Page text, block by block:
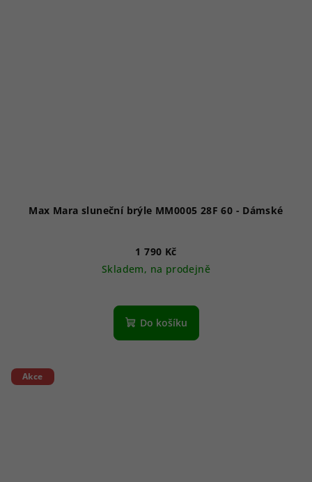
Max Mara sluneční brýle MM0005 28F 60 - Dámské
1 790 Kč
Skladem, na prodejně
Do košíku
Akce